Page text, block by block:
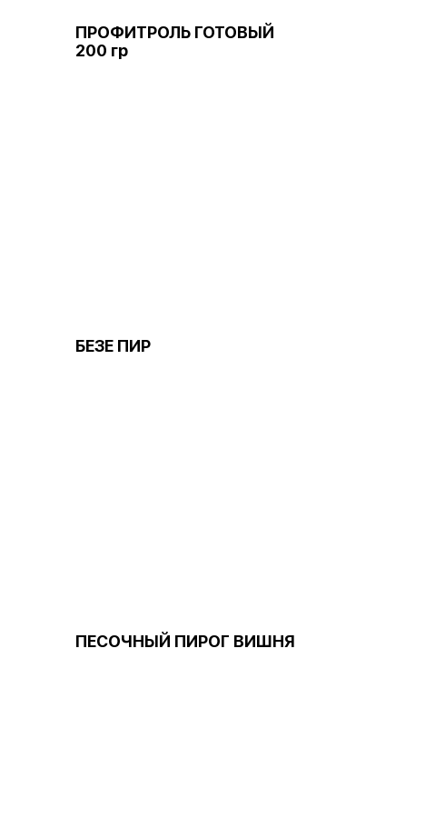
ПРОФИТРОЛЬ ГОТОВЫЙ
200 гр
БЕЗЕ ПИР
ПЕСОЧНЫЙ ПИРОГ ВИШНЯ